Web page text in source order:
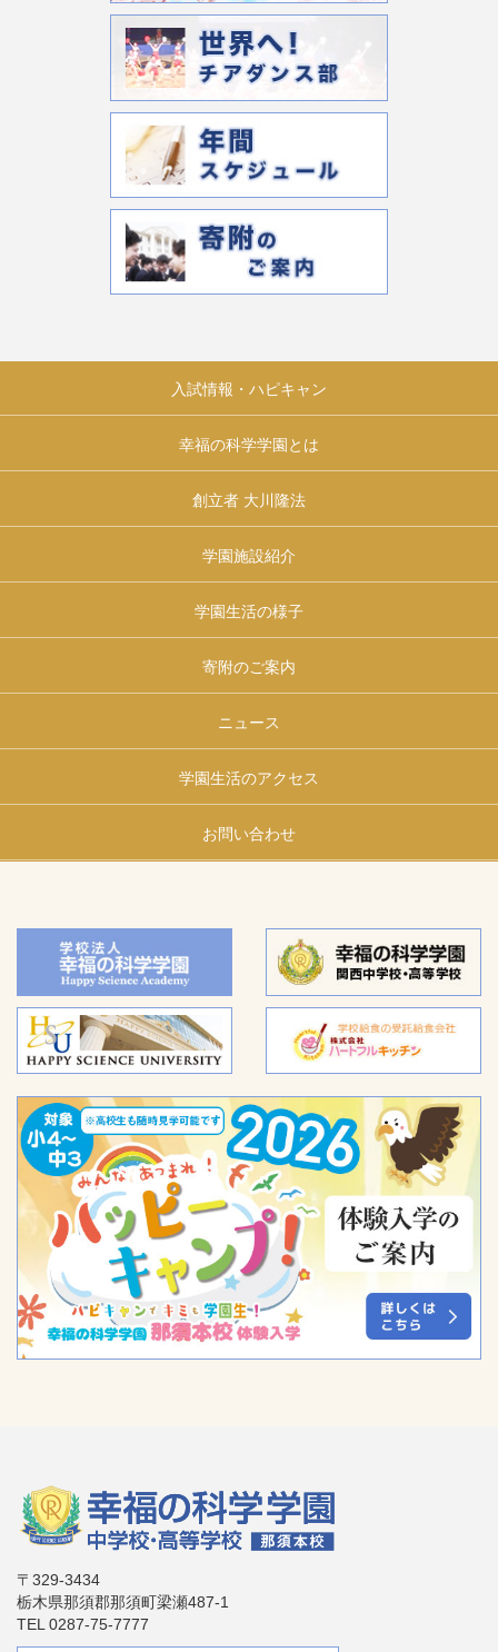
入試情報・ハピキャン
幸福の科学学園とは
創立者 大川隆法
学園施設紹介
学園生活の様子
寄附のご案内
ニュース
学園生活のアクセス
お問い合わせ
〒329-3434
栃木県那須郡那須町梁瀬487-1
TEL 0287-75-7777